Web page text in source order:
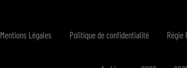
Mentions Légales Politique de confidentialité Régie